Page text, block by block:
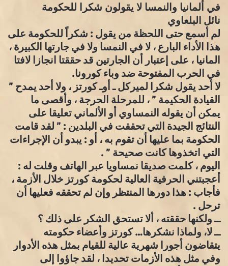
في ألمانيا والنمسا لا يقولون شكرا للحكومة
نائل البلعاوي
لم أسمع حتى اللحظة من يقول : شكراً للحكومة على
هذا الأداء البارع ، لا في النمسا ولا في جارتها الكبيرة ،
المانيا ، على إعتبار أن الجارتين قد حققتا انجازا لافتا
في الحرب المفتوحة ضد وباء كورونا.
لا أحد يقول شكرا لميركل ـ أوـ كورتز ، ولا أحد يمدح ”
القيادة الحكيمة ” ، للمرحلة الحرجة ، وأقصى ما
يمكن أن يقوله النمساوي أو الألماني تعليقا على
النتائج الجيدة التي تحققت في البلدين : ” لقد قامت
الحكومة بما عليها أن تقوم به ، أو : يبدو أن الإجراءات
التي اتخذوها كانت صحيحة ” .
اليوم ، كلمت صديقا نمساويا عبر الهاتف وقلت له :
أعجبتني الحرفية العالية لحكومة كورتز خلال الأزمة ،
فأجاب : هذا دورها المنتظر وإن لم تحققه فعليها أن
ترحل .
ــ ولكنها حققته ، ألا تستحق الشكر على ذلك ؟
ــ لا، ولماذا نشكرها… كورتز وأعضاء حكومته
يتقاضون أجورا شهرية عالية للقيام بمثل هذه الأدوار
وفي مثل هذه الأزمات تحديدا ، لقد جاؤوا إلى